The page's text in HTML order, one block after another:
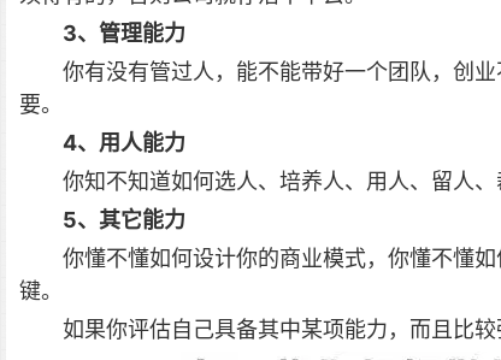
3、管理能力
你有没有管过人，能不能带好一个团队，创
要。
4、用人能力
你知不知道如何选人、培养人、用人、留人
5、其它能力
你懂不懂如何设计你的商业模式，你懂不懂
键。
如果你评估自己具备其中某项能力，而且比较